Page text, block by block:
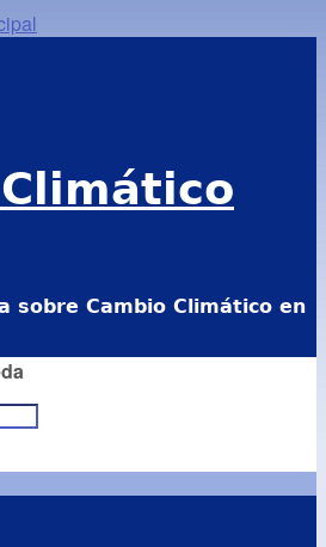
sobre Cambio Climático en